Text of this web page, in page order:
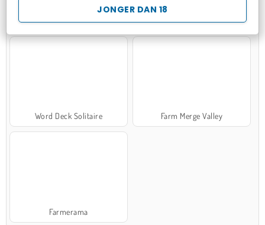
JONGER DAN 18
Zen Solitaire Marble Sort
Word Deck Solitaire Farm Merge Valley
Farmerama